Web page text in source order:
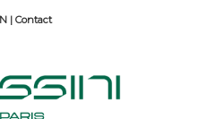
Contact